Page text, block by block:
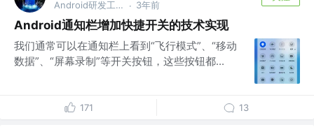
Android研发工程师 @百度 · 3年前
Android通知栏增加快捷开关的技术实现
我们通常可以在通知栏上看到“飞行模式”、“移动
数据”、“屏幕录制”等开关按钮，这些按钮都...
171 13